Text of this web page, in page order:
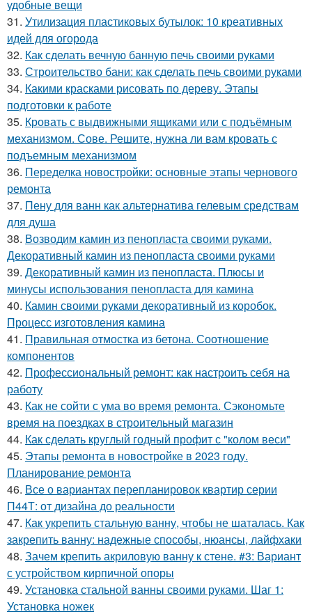
удобные вещи
31. Утилизация пластиковых бутылок: 10 креативных
идей для огорода
32. Как сделать вечную банную печь своими руками
33. Строительство бани: как сделать печь своими руками
34. Какими красками рисовать по дереву. Этапы
подготовки к работе
35. Кровать с выдвижными ящиками или с подъёмным
механизмом. Сове. Решите, нужна ли вам кровать с
подъемным механизмом
36. Переделка новостройки: основные этапы чернового
ремонта
37. Пену для ванн как альтернатива гелевым средствам
для душа
38. Возводим камин из пенопласта своими руками.
Декоративный камин из пенопласта своими руками
39. Декоративный камин из пенопласта. Плюсы и
минусы использования пенопласта для камина
40. Камин своими руками декоративный из коробок.
Процесс изготовления камина
41. Правильная отмостка из бетона. Соотношение
компонентов
42. Профессиональный ремонт: как настроить себя на
работу
43. Как не сойти с ума во время ремонта. Сэкономьте
время на поездках в строительный магазин
44. Как сделать круглый годный профит с "колом веси"
45. Этапы ремонта в новостройке в 2023 году.
Планирование ремонта
46. Все о вариантах перепланировок квартир серии
П44Т: от дизайна до реальности
47. Как укрепить стальную ванну, чтобы не шаталась. Как
закрепить ванну: надежные способы, нюансы, лайфхаки
48. Зачем крепить акриловую ванну к стене. #3: Вариант
с устройством кирпичной опоры
49. Установка стальной ванны своими руками. Шаг 1:
Установка ножек